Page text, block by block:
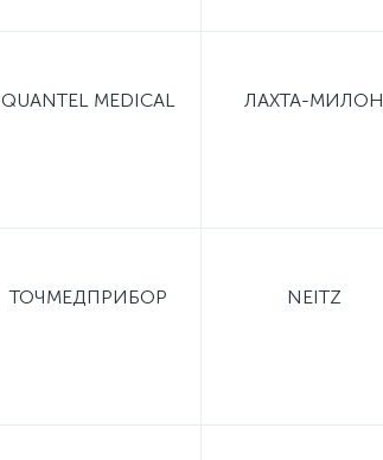
QUANTEL MEDICAL ЛАХТА-МИЛОН
ТОЧМЕДПРИБОР NEITZ